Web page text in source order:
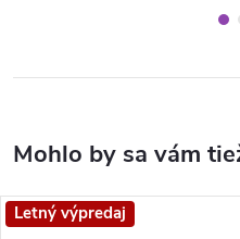
Letný výpredaj